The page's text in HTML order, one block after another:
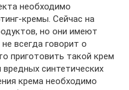
необходимо
кремы. Сейчас на
но они имеют
всегда говорит о
приготовить такой крем
синтетических
крема необходимо